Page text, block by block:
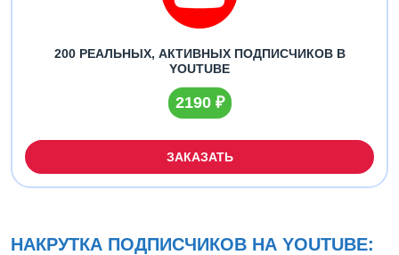
200 РЕАЛЬНЫХ, АКТИВНЫХ ПОДПИСЧИКОВ В
YOUTUBE
2190 ₽
ЗАКАЗАТЬ
НАКРУТКА ПОДПИСЧИКОВ НА YOUTUBE: